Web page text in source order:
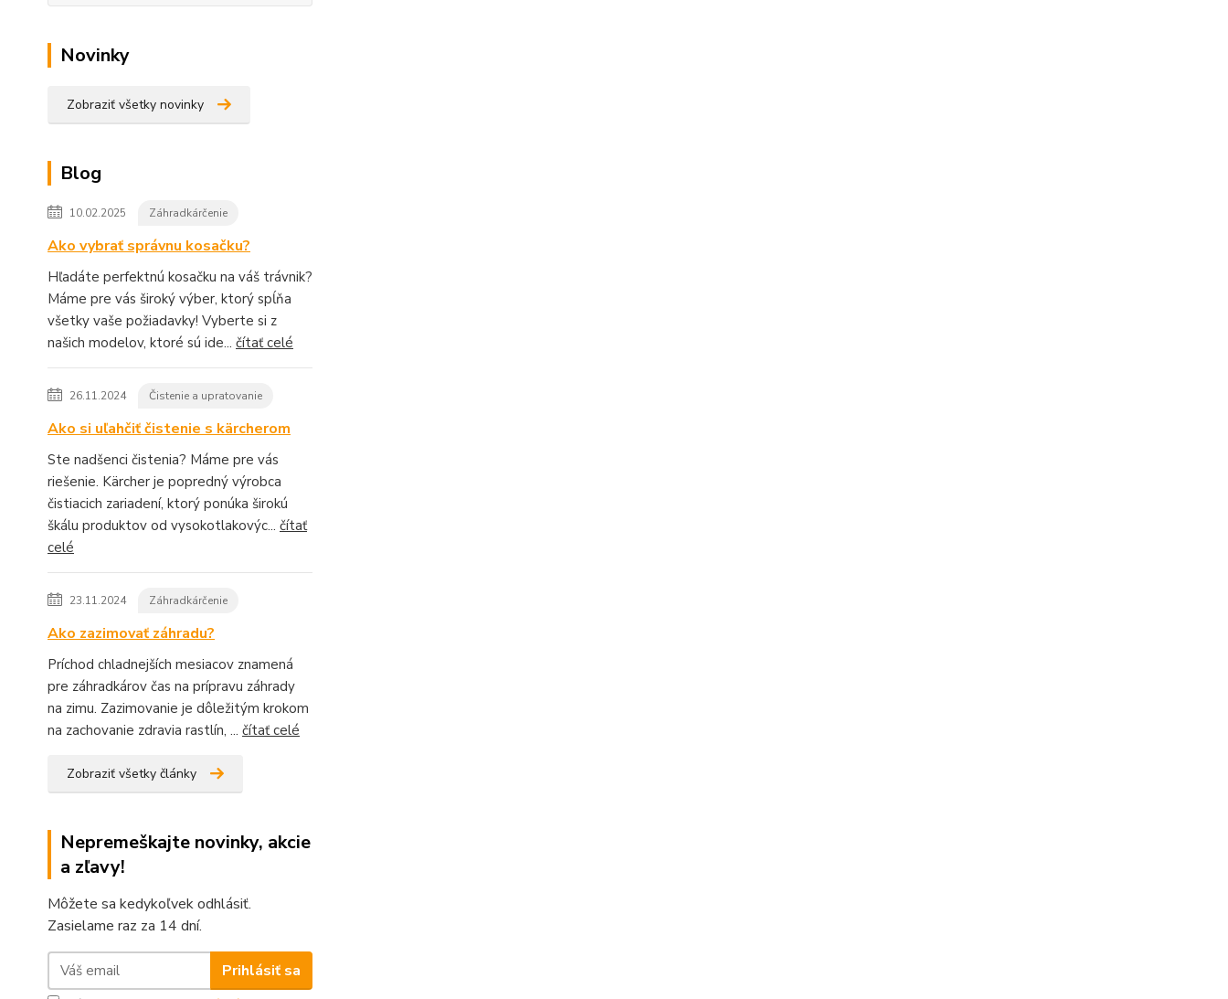
Novinky
Zobraziť všetky novinky
Blog
10.02.2025 Záhradkárčenie
Ako vybrať správnu kosačku?
Hľadáte perfektnú kosačku na váš trávnik?
Máme pre vás široký výber, ktorý spĺňa
všetky vaše požiadavky! Vyberte si z
našich modelov, ktoré sú ide... čítať celé
26.11.2024 Čistenie a upratovanie
Ako si uľahčiť čistenie s kärcherom
Ste nadšenci čistenia? Máme pre vás
riešenie. Kärcher je popredný výrobca
čistiacich zariadení, ktorý ponúka širokú
škálu produktov od vysokotlakovýc... čítať
celé
23.11.2024 Záhradkárčenie
Ako zazimovať záhradu?
Príchod chladnejších mesiacov znamená
pre záhradkárov čas na prípravu záhrady
na zimu. Zazimovanie je dôležitým krokom
na zachovanie zdravia rastlín, ... čítať celé
Zobraziť všetky články
Nepremeškajte novinky, akcie
a zľavy!
Môžete sa kedykoľvek odhlásiť.
Zasielame raz za 14 dní.
Prihlásiť sa